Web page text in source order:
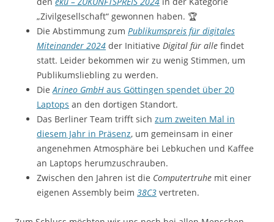
„Zivilgesellschaft“ gewonnen haben. 🏆
Die Abstimmung zum Publikumspreis für digitales
Miteinander 2024 der Initiative Digital für alle findet
statt. Leider bekommen wir zu wenig Stimmen, um
Publikumsliebling zu werden.
DieArineo GmbH aus Göttingen spendet über 20
Laptops an den dortigen Standort.
Das Berliner Team trifft sich zum zweiten Mal in
diesem Jahr in Präsenz, um gemeinsam in einer
angenehmen Atmosphäre bei Lebkuchen und Kaffee
an Laptops herumzuschrauben.
Zwischen den Jahren ist die Computertruhe mit einer
eigenen Assembly beim 38C3 vertreten.